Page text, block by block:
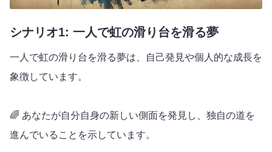
シナリオ1: 一人で虹の滑り台を滑る夢
一人で虹の滑り台を滑る夢は、自己発見や個人的な成長を
象徴しています。
🌈 あなたが自分自身の新しい側面を発見し、独自の道を
進んでいることを示しています。